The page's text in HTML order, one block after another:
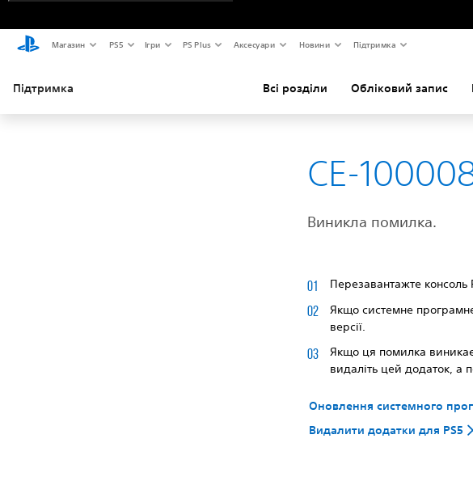
Магазин PS5 Ігри PS Plus Аксесуари Новини Підтримка
Підтримка Всі розділи Обліковий запис
CE-
Виникла помилка.
Перезавантажте консоль
Якщо системне
версії.
Якщо ця помилка
видаліть цей додаток, а
Оновлення системного
Видалити додатки для PS5